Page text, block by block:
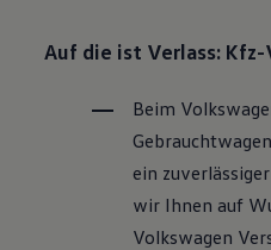
Auf die ist Verlass: Kfz-
Beim
Gebrauchtwagen
ein
wir Ihnen auf
Volkswagen